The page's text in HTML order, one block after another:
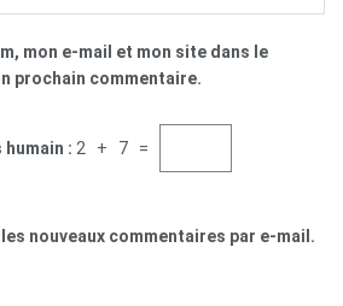
mon e-mail et mon site dans le
prochain commentaire.
humain : 2 + 7 =
nouveaux commentaires par e-mail.